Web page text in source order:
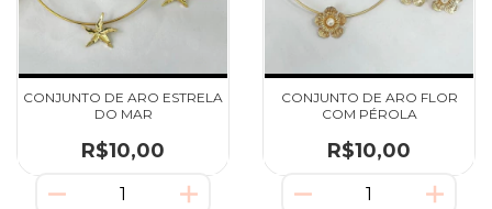
CONJUNTO DE ARO ESTRELA
DO MAR
R$10,00
CONJUNTO DE ARO FLOR
COM PÉROLA
R$10,00